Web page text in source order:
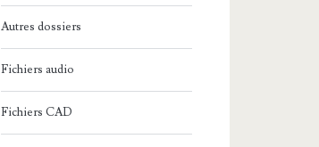
Autres dossiers
Fichiers audio
Fichiers CAD